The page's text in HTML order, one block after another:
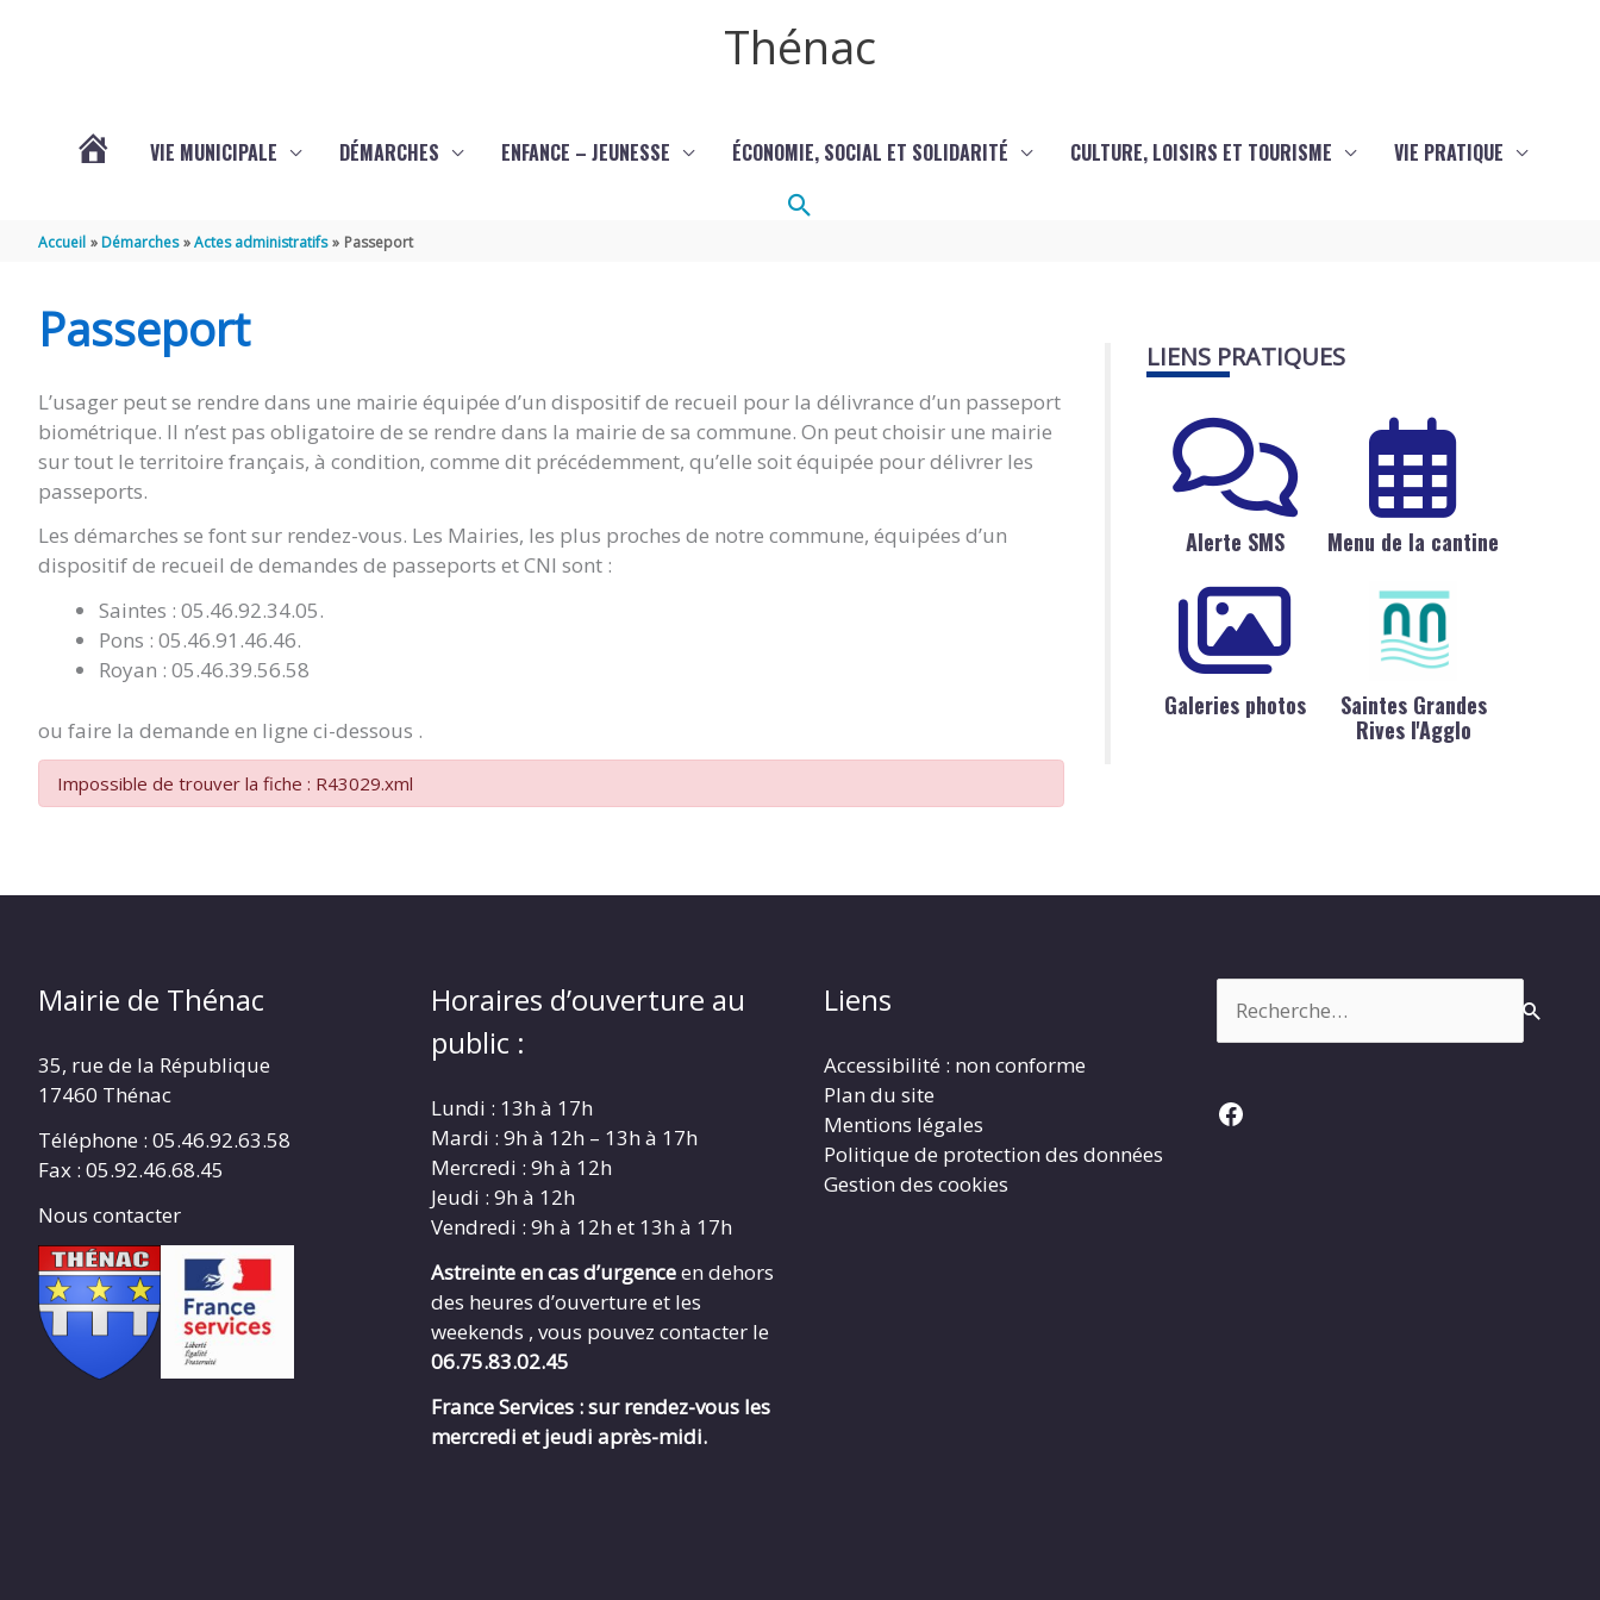
Thénac
THÉNAC
VIE MUNICIPALE DÉMARCHES ENFANCE – JEUNESSE ÉCONOMIE, SOCIAL ET SOLIDARITÉ CULTURE, LOISIRS ET TOURISME VIE PRATIQUE
Rechercher
Accueil Démarches Actes administratifs Passeport
Passeport
L’usager peut se rendre dans une mairie équipée d’un dispositif de recueil pour la délivrance d’un passeport
biométrique. Il n’est pas obligatoire de se rendre dans la mairie de sa commune. On peut choisir une mairie
sur tout le territoire français, à condition, comme dit précédemment, qu’elle soit équipée pour délivrer les
passeports.
Les démarches se font sur rendez-vous. Les Mairies, les plus proches de notre commune, équipées d’un
dispositif de recueil de demandes de passeports et CNI sont :
Saintes : 05.46.92.34.05.
Pons : 05.46.91.46.46.
Royan : 05.46.39.56.58
ou faire la demande en ligne ci-dessous .
Impossible de trouver la fiche : R43029.xml
LIENS PRATIQUES
Alerte SMS Menu de la cantine
Galeries photos
Saintes Grandes
Rives l'Agglo
Mairie de Thénac
35, rue de la République
17460 Thénac
Téléphone : 05.46.92.63.58
Fax : 05.92.46.68.45
Nous contacter
Horaires d’ouverture au
public :
Lundi : 13h à 17h
Mardi : 9h à 12h – 13h à 17h
Mercredi : 9h à 12h
Jeudi : 9h à 12h
Vendredi : 9h à 12h et 13h à 17h
Astreinte en cas d’urgenceen dehors
des heures d’ouverture et les
weekends , vous pouvez contacter le
06.75.83.02.45
France Services : sur rendez-vous les
mercredi et jeudi après-midi.
Liens
Accessibilité : non conforme
Plan du site
Mentions légales
Politique de protection des données
Gestion des cookies
Facebook